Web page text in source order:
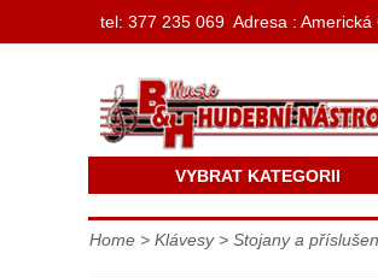
Home > Klávesy> Stojany a
VYBRAT KATEGORII
tel: 377 235 069 Adresa :